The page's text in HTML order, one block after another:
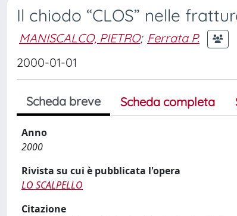
Il chiodo “CLOS” nelle
MANISCALCO, PIETRO; Ferrata P.
2000-01-01
Scheda breve Scheda completa
Anno
2000
Rivista su cui è pubblicata l'opera
LO SCALPELLO
Citazione